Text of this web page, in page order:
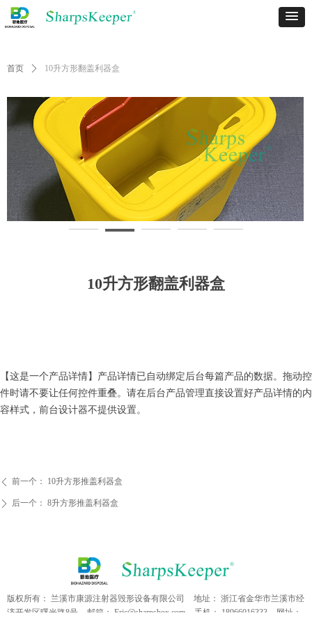
首页 ꄲ 10升方形翻盖利器盒
10升方形翻盖利器盒
ꄴ 前一个： 10升方形推盖利器盒
ꄲ 后一个： 8升方形推盖利器盒
【这是一个产品详情】产品详情已自动绑定后台每篇产品的数据。拖动控
件时请不要让任何控件重叠。请在后台产品管理直接设置好产品详情的内
容样式，前台设计器不提供设置。
版权所有： 兰溪市康源注射器毁形设备有限公司 地址： 浙江省金华市兰溪市经
济开发区曙光路8号
邮箱： Eric@sharpsbox.com 手机： 18966016333
网址：